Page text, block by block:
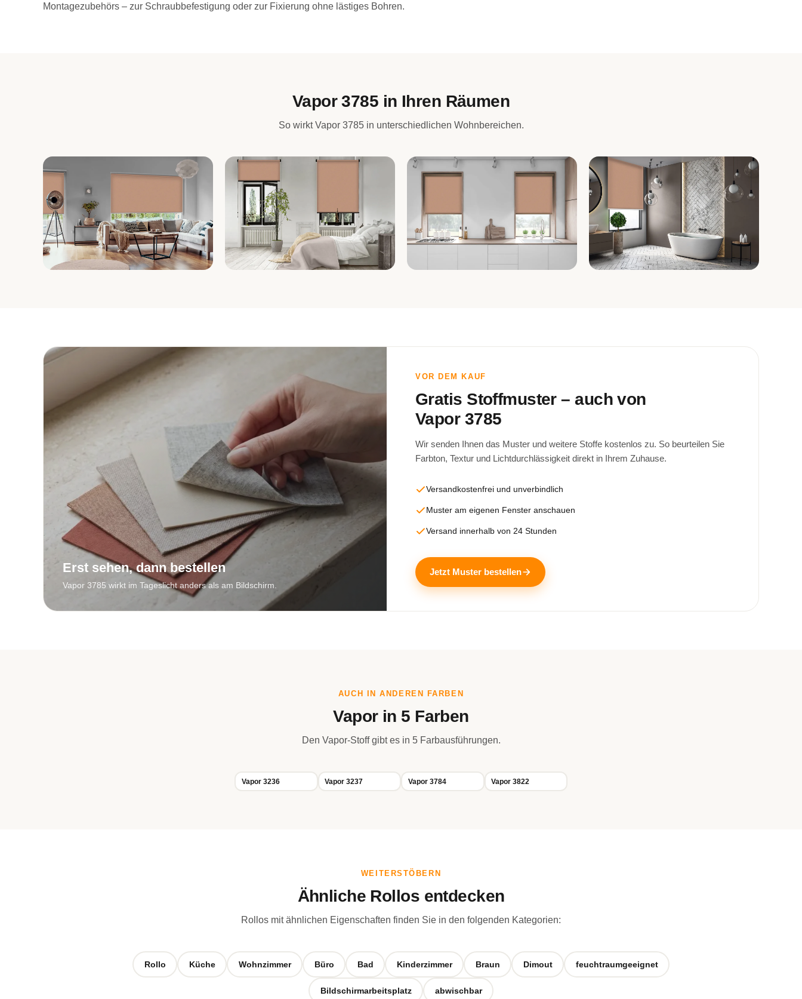
Montagezubehörs – zur Schraubbefestigung oder zur Fixierung ohne lästiges Bohren.
Vapor 3785 in Ihren Räumen
So wirkt Vapor 3785 in unterschiedlichen Wohnbereichen.
Erst sehen, dann bestellen
Vapor 3785 wirkt im Tageslicht anders als am Bildschirm.
VOR DEM KAUF
Gratis Stoffmuster – auch von
Vapor 3785
Wir senden Ihnen das Muster und weitere Stoffe kostenlos zu. So beurteilen Sie
Farbton, Textur und Lichtdurchlässigkeit direkt in Ihrem Zuhause.
Versandkostenfrei und unverbindlich
Muster am eigenen Fenster anschauen
Versand innerhalb von 24 Stunden
Jetzt Muster bestellen
AUCH IN ANDEREN FARBEN
Vapor in 5 Farben
Den Vapor-Stoff gibt es in 5 Farbausführungen.
Vapor 3236 Vapor 3237 Vapor 3784 Vapor 3822
WEITERSTÖBERN
Ähnliche Rollos entdecken
Rollos mit ähnlichen Eigenschaften finden Sie in den folgenden Kategorien:
Rollo Küche Wohnzimmer Büro Bad Kinderzimmer Braun Dimout feuchtraumgeeignet
Bildschirmarbeitsplatz abwischbar